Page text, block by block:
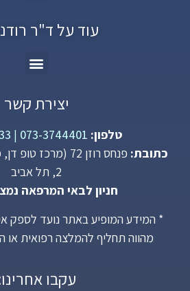
עוד על ד"ר
יצירת קשר
טלפון: 073-3744401
|
כתובת:
פנחס רוזן 72
2, תל אביב
חניון לבאי המרפאה
* המידע המופיע באתר נועד לספק
מהווה תחליף להמלצה רפואית או
עקבו